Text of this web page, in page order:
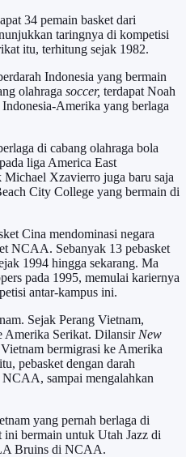
34 pemain basket dari
taringnya di kompetisi
itu, terhitung sejak 1982.
Indonesia yang bermain
olahraga soccer, terdapat Noah
Amerika yang berlaga
di cabang olahraga bola
liga America East
Xzavierro juga baru saja
City College yang bermain di
Cina mendominasi negara
NCAA. Sebanyak 13 pebasket
1994 hingga sekarang. Ma
pada 1995, memulai kariernya
antar-kampus ini.
Sejak Perang Vietnam,
Amerika Serikat. Dilansir New
bermigrasi ke Amerika
pebasket dengan darah
sampai mengalahkan
yang pernah berlaga di
bermain untuk Utah Jazz di
Bruins di NCAA.